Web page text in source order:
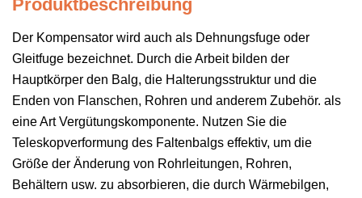
Produktbeschreibung
Der Kompensator wird auch als Dehnungsfuge oder
Gleitfuge bezeichnet. Durch die Arbeit bilden der
Hauptkörper den Balg, die Halterungsstruktur und die
Enden von Flanschen, Rohren und anderem Zubehör. als
eine Art Vergütungskomponente. Nutzen Sie die
Teleskopverformung des Faltenbalgs effektiv, um die
Größe der Änderung von Rohrleitungen, Rohren,
Behältern usw. zu absorbieren, die durch Wärmebilgen,